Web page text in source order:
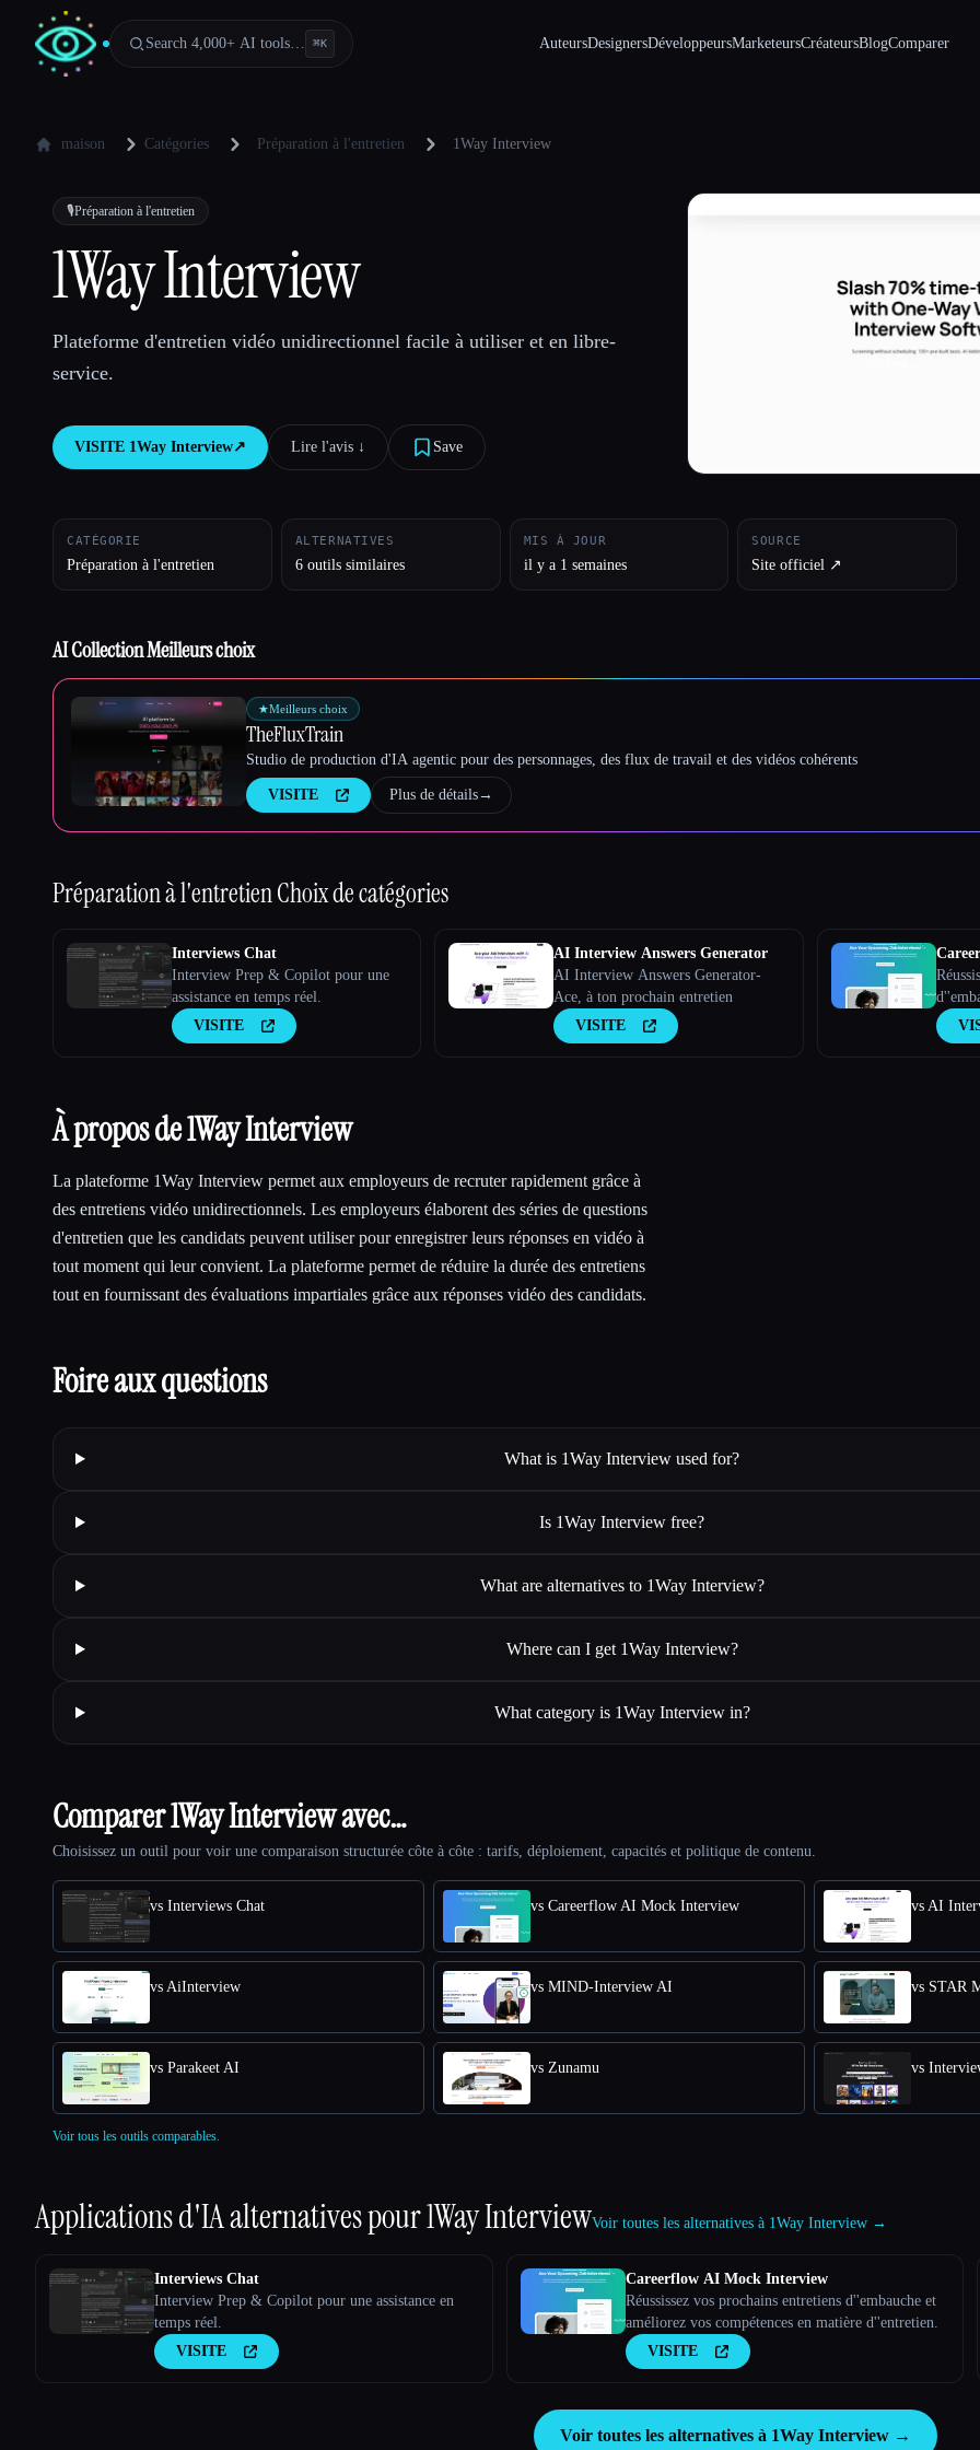
Search 4,000+ AI tools… ⌘K AuteursDesignersDéveloppeursMarketeursCréateursBlogComparer
maison Catégories Préparation à l'entretien 1Way Interview
🎙️Préparation à l'entretien
1Way Interview
Plateforme d'entretien vidéo unidirectionnel facile à utiliser et en libre-
service.
VISITE 1Way Interview↗︎ Lire l'avis ↓︎ Save
CATÉGORIE
Préparation à l'entretien
ALTERNATIVES
6 outils similaires
MIS À JOUR
il y a 1 semaines
SOURCE
Site officiel ↗︎
AI Collection Meilleurs choix
★Meilleurs choix
TheFluxTrain
Studio de production d'IA agentic pour des personnages, des flux de travail et des vidéos cohérents
VISITE Plus de détails→
Préparation à l'entretienChoix de catégories
Interviews Chat
Interview Prep & Copilot pour une
assistance en temps réel.
VISITE
AI Interview Answers Generator
AI Interview Answers Generator-
Ace, à ton prochain entretien
VISITE
À propos de 1Way Interview
La plateforme 1Way Interview permet aux employeurs de recruter rapidement grâce à
des entretiens vidéo unidirectionnels. Les employeurs élaborent des séries de questions
d'entretien que les candidats peuvent utiliser pour enregistrer leurs réponses en vidéo à
tout moment qui leur convient. La plateforme permet de réduire la durée des entretiens
tout en fournissant des évaluations impartiales grâce aux réponses vidéo des candidats.
Foire aux questions
What is 1Way Interview used for?
Is 1Way Interview free?
What are alternatives to 1Way Interview?
Where can I get 1Way Interview?
What category is 1Way Interview in?
Comparer 1Way Interview avec…
Choisissez un outil pour voir une comparaison structurée côte à côte : tarifs, déploiement, capacités et politique de contenu.
vs Interviews Chat vs Careerflow AI Mock Interview vs AI
vs AiInterview vs MIND-Interview AI vs STAR
vs Parakeet AI vs Zunamu vs
Voir tous les outils comparables.
Applications d'IA alternatives pour1Way InterviewVoir toutes les alternatives à 1Way Interview →
Interviews Chat
Interview Prep & Copilot pour une assistance en
temps réel.
VISITE
Careerflow AI Mock Interview
Réussissez vos prochains entretiens d''embauche et
améliorez vos compétences en matière d''entretien.
VISITE
Voir toutes les alternatives à 1Way Interview →